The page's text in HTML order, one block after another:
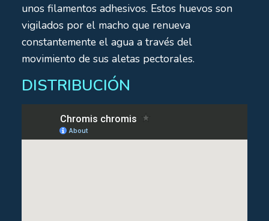
unos filamentos adhesivos. Estos huevos son
vigilados por el macho que renueva
constantemente el agua a través del
movimiento de sus aletas pectorales.
DISTRIBUCIÓN